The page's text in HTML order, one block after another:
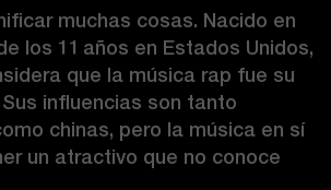
muchas cosas. Nacido en
los 11 años en Estados Unidos,
que la música rap fue su
influencias son tanto
chinas, pero la música en sí
un atractivo que no conoce